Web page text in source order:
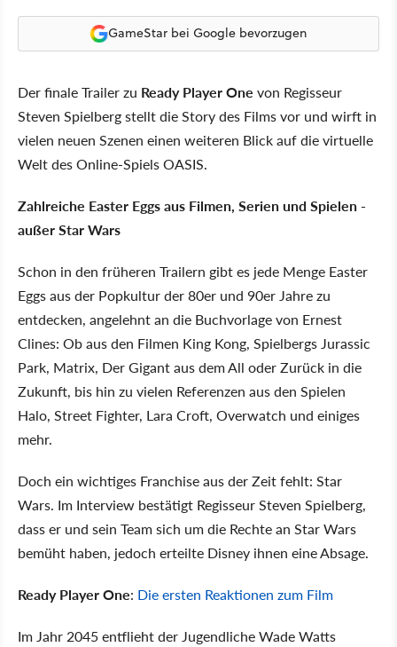
GameStar bei Google bevorzugen
Der finale Trailer zu Ready Player One von Regisseur
Steven Spielberg stellt die Story des Films vor und wirft in
vielen neuen Szenen einen weiteren Blick auf die virtuelle
Welt des Online-Spiels OASIS.
Zahlreiche Easter Eggs aus Filmen, Serien und Spielen -
außer Star Wars
Schon in den früheren Trailern gibt es jede Menge Easter
Eggs aus der Popkultur der 80er und 90er Jahre zu
entdecken, angelehnt an die Buchvorlage von Ernest
Clines: Ob aus den Filmen King Kong, Spielbergs Jurassic
Park, Matrix, Der Gigant aus dem All oder Zurück in die
Zukunft, bis hin zu vielen Referenzen aus den Spielen
Halo, Street Fighter, Lara Croft, Overwatch und einiges
mehr.
Doch ein wichtiges Franchise aus der Zeit fehlt: Star
Wars. Im Interview bestätigt Regisseur Steven Spielberg,
dass er und sein Team sich um die Rechte an Star Wars
bemüht haben, jedoch erteilte Disney ihnen eine Absage.
Ready Player One: Die ersten Reaktionen zum Film
Im Jahr 2045 entflieht der Jugendliche Wade Watts